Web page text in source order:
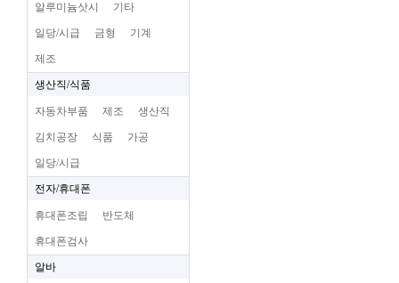
알루미늄삿시 기타
일당/시급 금형 기계
제조
생산직/식품
자동차부품 제조 생산직
김치공장 식품 가공
일당/시급
전자/휴대폰
휴대폰조립 반도체
휴대폰검사
알바